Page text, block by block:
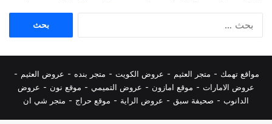
مواقع تهمك - متجر العثيم - عروض الكويت - متجر بنده - عروض العثيم -
عروض الامارات - موقع امازون - عروض التميمي - موقع نون - عروض
الدانوب - صحيفة سبق - عروض الراية - موقع حراج - متجر شي ان